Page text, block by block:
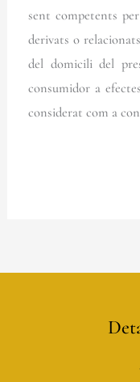
sent competents
derivats o
del domicili del
consumidor a
considerat com a